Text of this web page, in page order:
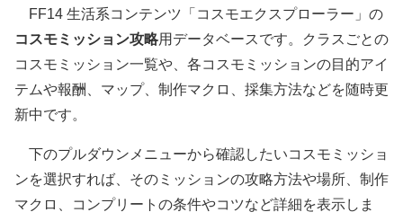
FF14 生活系コンテンツ「コスモエクスプローラー」の
コスモミッション攻略用データベースです。クラスごとの
コスモミッション一覧や、各コスモミッションの目的アイ
テムや報酬、マップ、制作マクロ、採集方法などを随時更
新中です。
下のプルダウンメニューから確認したいコスモミッショ
ンを選択すれば、そのミッションの攻略方法や場所、制作
マクロ、コンプリートの条件やコツなど詳細を表示しま